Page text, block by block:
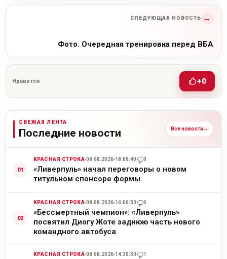
СЛЕДУЮЩАЯ НОВОСТЬ →
Фото. Очередная тренировка перед ВБА
Нравится +0
СВЕЖАЯ ЛЕНТА
Последние новости Все новости→
КРАСНАЯ СТРОКА 08.08.2026 18:00:40 0
«Ливерпуль» начал переговоры о новом
титульном спонсоре формы
КРАСНАЯ СТРОКА 08.08.2026 16:00:30 0
«Бессмертный чемпион»: «Ливерпуль»
посвятил Диогу Жоте заднюю часть нового
командного автобуса
КРАСНАЯ СТРОКА 08.08.2026 14:30:30 1